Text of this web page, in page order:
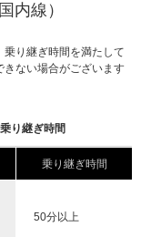
内線）
り継ぎ時間を満たして
きない場合がございます
り継ぎ時間
乗り継ぎ時間
50分以上